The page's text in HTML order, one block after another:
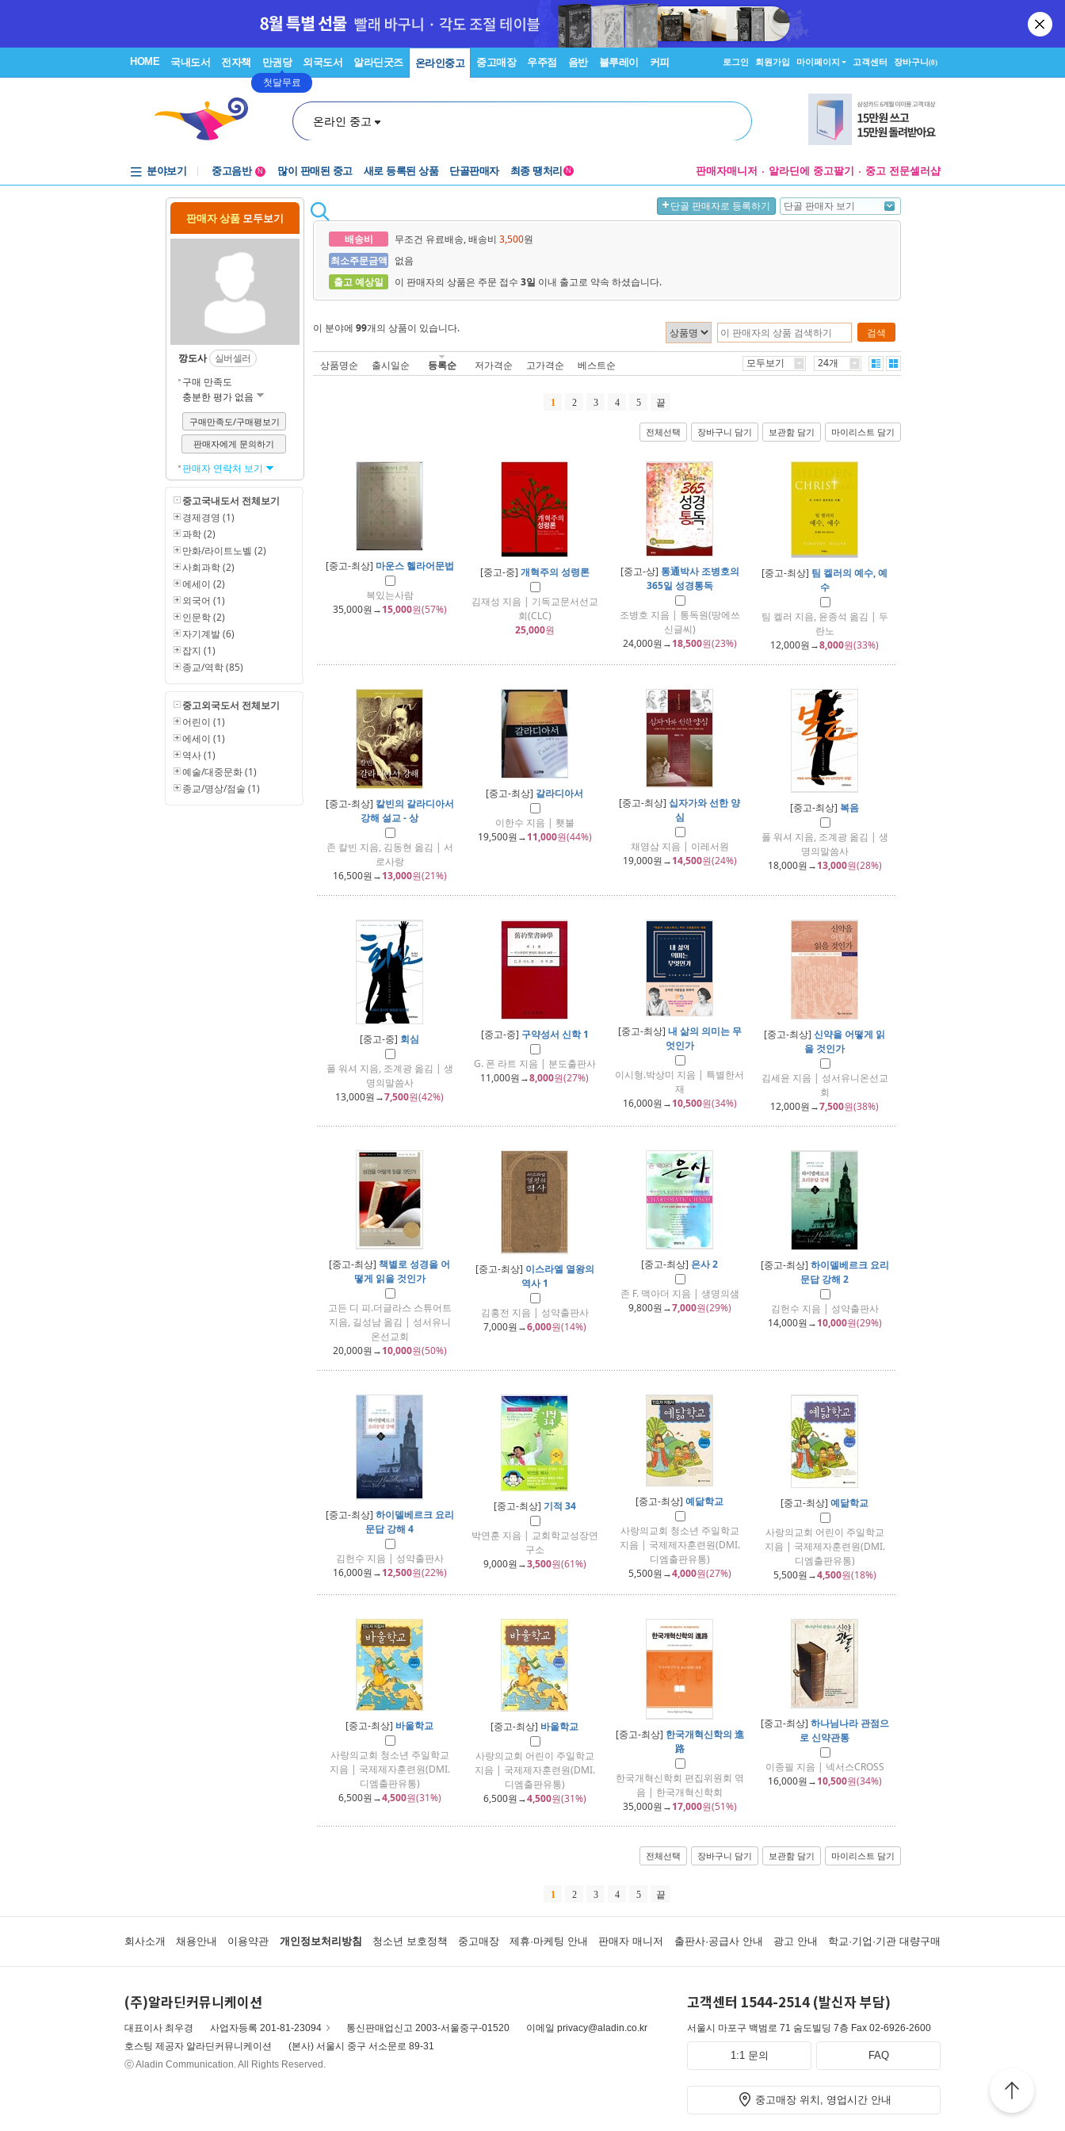
HOME 국내도서 전자책 만권당
첫달무료
외국도서 알라딘굿즈 온라인중고 중고매장 우주점 음반 블루레이 커피 로그인 회원가입 마이페이지 고객센터 장바구니(0)
온라인 중고
분야보기
중고음반
중고음반
N 많이 판매된 중고 새로 등록된 상품 단골판매자 최종 땡처리 N 판매자매니저 알라딘에 중고팔기 중고 전문셀러샵
판매자 상품 모두보기
깡도사
실버셀러
구매 만족도
충분한 평가 없음
구매만족도/구매평보기
판매자에게 문의하기
판매자 연락처 보기
중고국내도서 전체보기
경제경영 (1)
과학 (2)
만화/라이트노벨 (2)
사회과학 (2)
에세이 (2)
외국어 (1)
인문학 (2)
자기계발 (6)
잡지 (1)
종교/역학 (85)
중고외국도서 전체보기
어린이 (1)
에세이 (1)
역사 (1)
예술/대중문화 (1)
종교/명상/점술 (1)
단골 판매자로 등록하기 단골 판매자 보기
배송비 무조건 유료배송, 배송비 3,500원
최소주문금액
없음
출고 예상일
이 판매자의 상품은 주문 접수 3일 이내 출고로 약속 하셨습니다.
검색
이 분야에 99개의 상품이 있습니다.
상품명순 출시일순 등록순 저가격순 고가격순 베스트순 모두보기 24개
1 2 3 4 5 끝
전체선택 장바구니 담기 보관함 담기 마이리스트 담기
[중고-최상] 마운스 헬라어문법
복있는사람
35,000원→15,000원(57%)
[중고-중] 개혁주의 성령론
김재성 지음 | 기독교문서선교
회(CLC)
25,000원
[중고-상] 통通박사 조병호의
365일 성경통독
조병호 지음 | 통독원(땅에쓰
신글씨)
24,000원→18,500원(23%)
[중고-최상] 팀 켈러의 예수, 예
수
팀 켈러 지음, 윤종석 옮김 | 두
란노
12,000원→8,000원(33%)
[중고-최상] 칼빈의 갈라디아서
강해 설교 - 상
존 칼빈 지음, 김동현 옮김 | 서
로사랑
16,500원→13,000원(21%)
[중고-최상] 갈라디아서
이한수 지음 | 횃불
19,500원→11,000원(44%)
[중고-최상] 십자가와 선한 양
심
채영삼 지음 | 이레서원
19,000원→14,500원(24%)
[중고-최상] 복음
폴 워셔 지음, 조계광 옮김 | 생
명의말씀사
18,000원→13,000원(28%)
[중고-중] 회심
폴 워셔 지음, 조계광 옮김 | 생
명의말씀사
13,000원→7,500원(42%)
[중고-중] 구약성서 신학 1
G. 폰 라트 지음 | 분도출판사
11,000원→8,000원(27%)
[중고-최상] 내 삶의 의미는 무
엇인가
이시형.박상미 지음 | 특별한서
재
16,000원→10,500원(34%)
[중고-최상] 신약을 어떻게 읽
을 것인가
김세윤 지음 | 성서유니온선교
회
12,000원→7,500원(38%)
[중고-최상] 책별로 성경을 어
떻게 읽을 것인가
고든 디 피.더글라스 스튜어트
지음, 길성남 옮김 | 성서유니
온선교회
20,000원→10,000원(50%)
[중고-최상] 이스라엘 열왕의
역사 1
김홍전 지음 | 성약출판사
7,000원→6,000원(14%)
[중고-최상] 은사 2
존 F. 맥아더 지음 | 생명의샘
9,800원→7,000원(29%)
[중고-최상] 하이델베르크 요리
문답 강해 2
김헌수 지음 | 성약출판사
14,000원→10,000원(29%)
[중고-최상] 하이델베르크 요리
문답 강해 4
김헌수 지음 | 성약출판사
16,000원→12,500원(22%)
[중고-최상] 기적 34
박연훈 지음 | 교회학교성장연
구소
9,000원→3,500원(61%)
[중고-최상] 예닮학교
사랑의교회 청소년 주일학교
지음 | 국제제자훈련원(DMI.
디엠출판유통)
5,500원→4,000원(27%)
[중고-최상] 예닮학교
사랑의교회 어린이 주일학교
지음 | 국제제자훈련원(DMI.
디엠출판유통)
5,500원→4,500원(18%)
[중고-최상] 바울학교
사랑의교회 청소년 주일학교
지음 | 국제제자훈련원(DMI.
디엠출판유통)
6,500원→4,500원(31%)
[중고-최상] 바울학교
사랑의교회 어린이 주일학교
지음 | 국제제자훈련원(DMI.
디엠출판유통)
6,500원→4,500원(31%)
[중고-최상] 한국개혁신학의 進
路
한국개혁신학회 편집위원회 엮
음 | 한국개혁신학회
35,000원→17,000원(51%)
[중고-최상] 하나님나라 관점으
로 신약관통
이종필 지음 | 넥서스CROSS
16,000원→10,500원(34%)
전체선택 장바구니 담기 보관함 담기 마이리스트 담기
1 2 3 4 5 끝
회사소개 채용안내 이용약관 개인정보처리방침 청소년 보호정책 중고매장 제휴·마케팅 안내 판매자 매니저 출판사·공급사 안내 광고 안내 학교·기업·기관 대량구매
(주)알라딘커뮤니케이션
대표이사 최우경 사업자등록 201-81-23094 통신판매업신고 2003-서울중구-01520
이메일 privacy@aladin.co.kr
호스팅 제공자 알라딘커뮤니케이션
(본사) 서울시 중구 서소문로 89-31
ⓒ Aladin Communication. All Rights Reserved.
고객센터 1544-2514 (발신자 부담)
서울시 마포구 백범로 71 숨도빌딩 7층 Fax 02-6926-2600
1:1 문의 FAQ
중고매장 위치, 영업시간 안내